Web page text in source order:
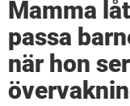
Mamma
passa
när hon